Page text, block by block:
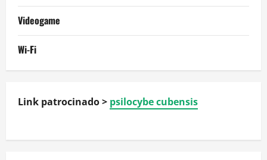
Videogame
Wi-Fi
Link patrocinado > psilocybe cubensis